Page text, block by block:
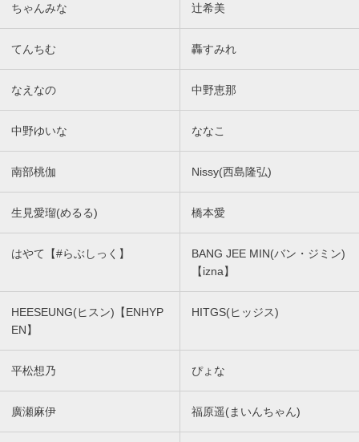
ちゃんみな 辻希美
てんちむ 轟すみれ
なえなの 中野恵那
中野ゆいな ななこ
南部桃伽 Nissy(西島隆弘)
生見愛瑠(めるる) 橋本愛
はやて【#らぶしっく】
BANG JEE MIN(バン・ジミン)
【izna】
HEESEUNG(ヒスン)【ENHYP
EN】
HITGS(ヒッジス)
平松想乃 ぴょな
廣瀬麻伊 福原遥(まいんちゃん)